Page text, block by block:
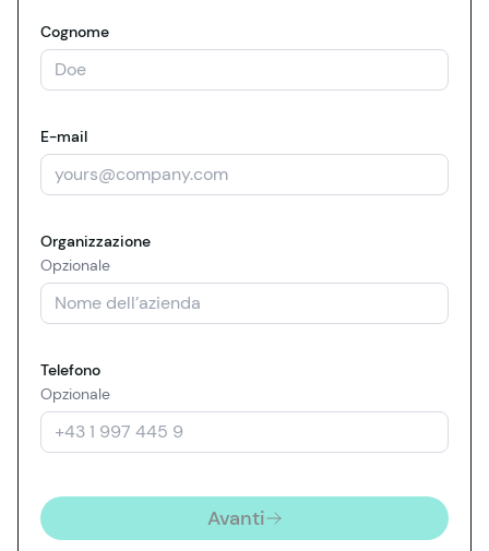
Cognome
E-mail
Organizzazione
Opzionale
Telefono
Opzionale
Avanti